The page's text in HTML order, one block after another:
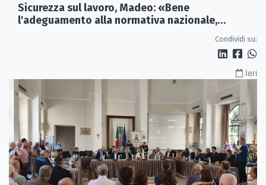
Sicurezza sul lavoro, Madeo: «Bene
l'adeguamento alla normativa nazionale,
Condividi su:
Ieri